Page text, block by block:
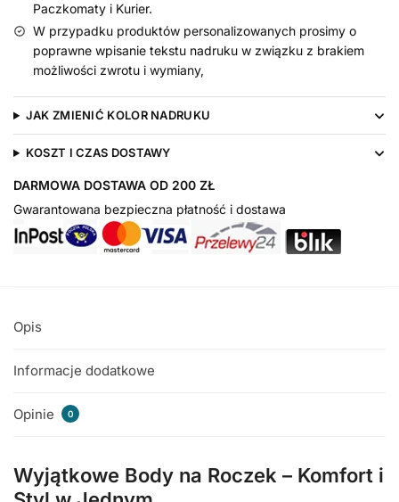
Paczkomaty i Kurier.
W przypadku produktów personalizowanych prosimy o
poprawne wpisanie tekstu nadruku w związku z brakiem
możliwości zwrotu i wymiany,
JAK ZMIENIĆ KOLOR NADRUKU
KOSZT I CZAS DOSTAWY
DARMOWA DOSTAWA OD 200 ZŁ
Gwarantowana bezpieczna płatność i dostawa
Opis
Informacje dodatkowe
Opinie 0
Wyjątkowe Body na Roczek – Komfort i